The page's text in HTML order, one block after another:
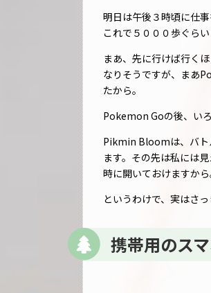
明日は午後３時頃に仕
これで５０００歩ぐらい
まあ、先に行けば行く
なりそうですが、まあ
たから。
Pokemon Goの後、い
Pikmin Bloomは、バト
ます。その先は私には
時に開いておけますから
というわけで、実はさ
携帯用のス